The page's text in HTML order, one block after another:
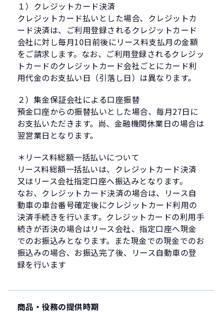
１）クレジットカード決済
クレジットカード払いとした場合、クレジットカ
ード決済は、ご利用登録されるクレジットカード
会社に対し毎月10日前後にリース料支払月の金額
をご請求します。なお、ご利用登録されるクレジッ
トカードのクレジットカード会社ごとにカード利
用代金のお支払い日（引落し日）は異なります。
２）集金保証会社による口座振替
預金口座からの振替払いとした場合、毎月27日に
お支払いただきます。尚、金融機関休業日の場合は
翌営業日となります。
＊リース料総額一括払いについて
リース料総額一括払いは、クレジットカード決済
又はリース会社指定口座へ振込みとなります。
なお、クレジットカード決済の場合は、リース自
動車の車台番号確定後にクレジットカード利用の
決済手続きを行います。クレジットカードの利用手
続きが否決の場合はリース会社、指定口座へ現金
でのお振込みとなります。また現金での現金でのお
振込みの場合、お振込完了後、リース自動車の登
録を行います
商品・役務の提供時期